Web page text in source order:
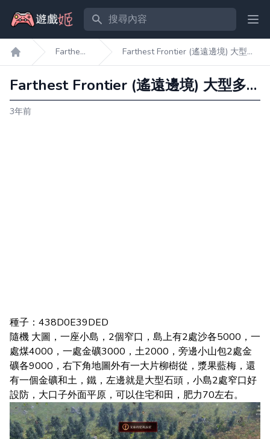
搜尋內容
遊戲姬首頁
Farthest
Frontier
Farthest Frontier (遙遠邊境) 大型多
礦窄口島嶼地圖種子分享
Farthest Frontier (遙遠邊境) 大型多礦窄口島嶼地圖種子分享
3年前
種子：438D0E39DED
隨機 大圖，一座小島，2個窄口，島上有2處沙各5000，一
處煤4000，一處金礦3000，土2000，旁邊小山包2處金
礦各9000，右下角地圖外有一大片柳樹從，漿果藍梅，還
有一個金礦和土，鐵，左邊就是大型石頭，小島2處窄口好
設防，大口子外面平原，可以住宅和田，肥力70左右。